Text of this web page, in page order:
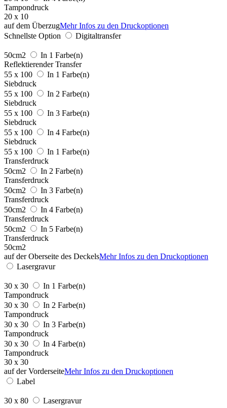
Tampondruck
20 x 10
auf dem ÜberzugMehr Infos zu den Druckoptionen
Schnellste Option
Digitaltransfer
50cm2
In 1 Farbe(n)
Reflektierender Transfer
55 x 100
In 1 Farbe(n)
Siebdruck
55 x 100
In 2 Farbe(n)
Siebdruck
55 x 100
In 3 Farbe(n)
Siebdruck
55 x 100
In 4 Farbe(n)
Siebdruck
55 x 100
In 1 Farbe(n)
Transferdruck
50cm2
In 2 Farbe(n)
Transferdruck
50cm2
In 3 Farbe(n)
Transferdruck
50cm2
In 4 Farbe(n)
Transferdruck
50cm2
In 5 Farbe(n)
Transferdruck
50cm2
auf der Oberseite des DeckelsMehr Infos zu den Druckoptionen
Lasergravur
30 x 30
In 1 Farbe(n)
Tampondruck
30 x 30
In 2 Farbe(n)
Tampondruck
30 x 30
In 3 Farbe(n)
Tampondruck
30 x 30
In 4 Farbe(n)
Tampondruck
30 x 30
auf der VorderseiteMehr Infos zu den Druckoptionen
Label
30 x 80 Lasergravur